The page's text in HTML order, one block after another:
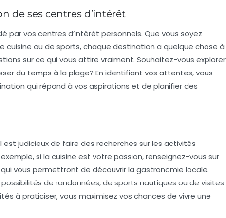
de ses centres d’intérêt
par vos centres d’intérêt personnels. Que vous soyez
cuisine ou de sports, chaque destination a quelque chose à
sur ce qui vous attire vraiment. Souhaitez-vous explorer
du temps à la plage? En identifiant vos attentes, vous
qui répond à vos aspirations et de planifier des
judicieux de faire des recherches sur les activités
si la cuisine est votre passion, renseignez-vous sur
vous permettront de découvrir la gastronomie locale.
de randonnées, de sports nautiques ou de visites
à praticiser, vous maximisez vos chances de vivre une